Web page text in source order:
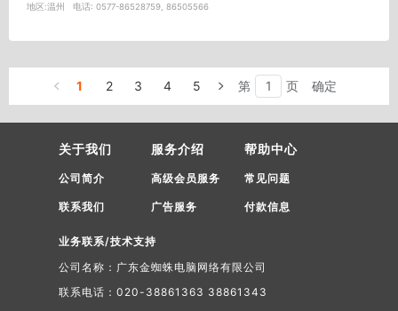
地区:温州 电话: 0577-86528759, 86505566
1 2 3 4 5 第 页 确定
关于我们
公司简介
联系我们
服务介绍
高级会员服务
广告服务
帮助中心
常见问题
付款信息
业务联系/技术支持
公司名称：广东金蜘蛛电脑网络有限公司
联系电话：020-38861363 38861343